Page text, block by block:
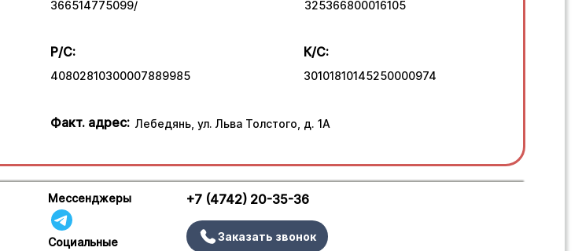
366514775099/ 325366800016105
Факт. адрес: Лебедянь, ул. Льва Толстого, д. 1А
Р/С:
40802810300007889985
К/С:
30101810145250000974
Мессенджеры
Социальные
+7 (4742) 20-35-36
Заказать звонок